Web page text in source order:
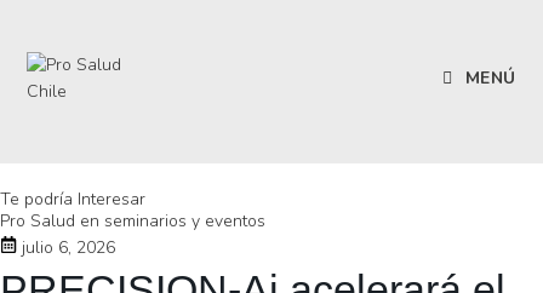
MENÚ
Te podría Interesar
Pro Salud en seminarios y eventos
julio 6, 2026